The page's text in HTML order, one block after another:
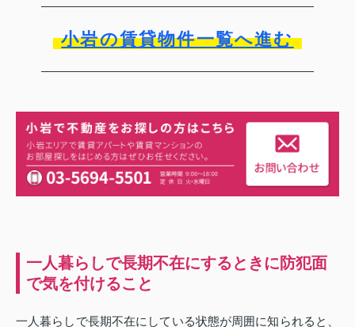
小岩の賃貸物件一覧へ進む
一人暮らしで長期不在にするときに防犯面
で気を付けること
一人暮らしで長期不在にしている状態が周囲に知られると、